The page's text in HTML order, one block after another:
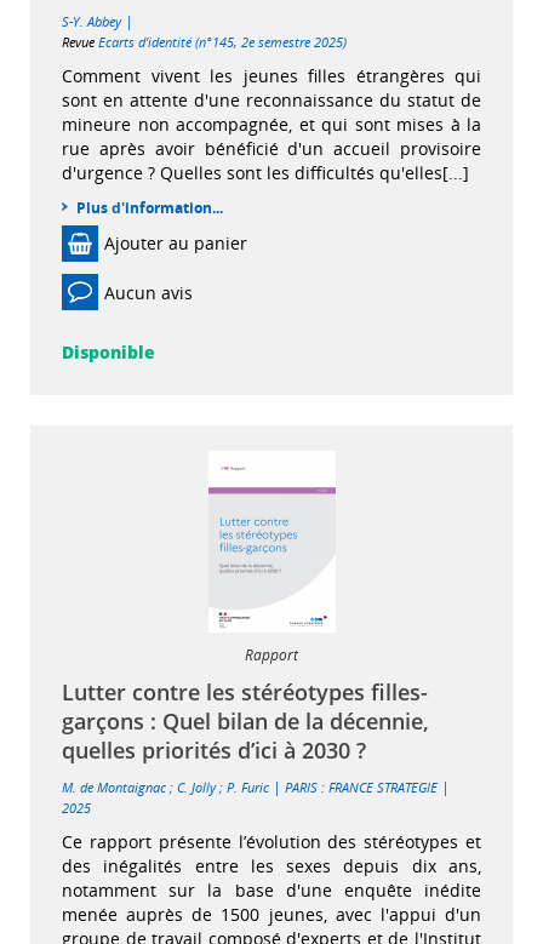
S-Y. Abbey |
Revue Ecarts d'identité (n°145, 2e semestre 2025)
Comment vivent les jeunes filles étrangères qui
sont en attente d'une reconnaissance du statut de
mineure non accompagnée, et qui sont mises à la
rue après avoir bénéficié d'un accueil provisoire
d'urgence ? Quelles sont les difficultés qu'elles[...]
Plus d'information...
Ajouter au panier
Aucun avis
Disponible
Rapport
Lutter contre les stéréotypes filles-
garçons : Quel bilan de la décennie,
quelles priorités d’ici à 2030 ?
M. de Montaignac ; C. Jolly; P. Furic | PARIS : FRANCE STRATEGIE |
2025
Ce rapport présente l’évolution des stéréotypes et
des inégalités entre les sexes depuis dix ans,
notamment sur la base d'une enquête inédite
menée auprès de 1500 jeunes, avec l'appui d'un
groupe de travail composé d'experts et de l'Institut